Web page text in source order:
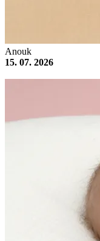
Anouk
15. 07. 2026